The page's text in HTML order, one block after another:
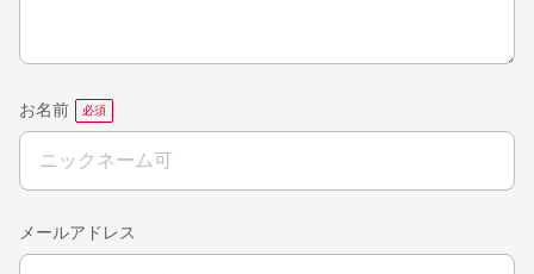
お名前
メールアドレス